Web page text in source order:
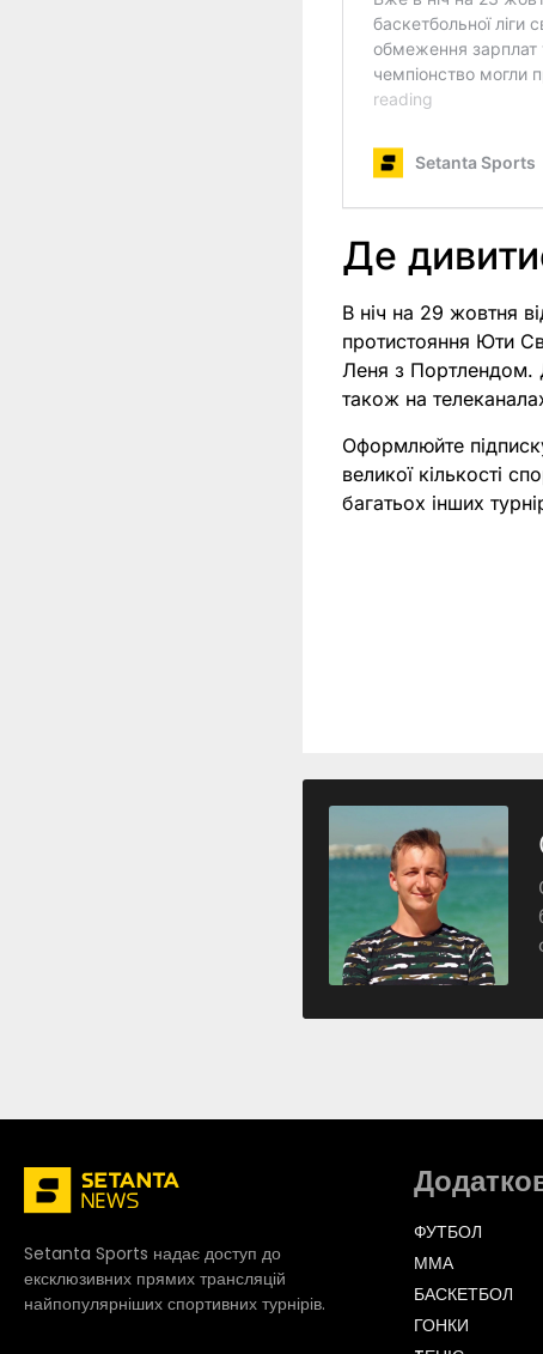
Де
В ніч на 29 жовтня
протистояння Юти
Леня з Портлендом.
також на
Оформлюйте
великої кількості
багатьох інших
Setanta Sports надає доступ до
ексклюзивних прямих трансляцій
найпопулярніших спортивних турнірів.
ФУТБОЛ
ММА
БАСКЕТБОЛ
ГОНКИ